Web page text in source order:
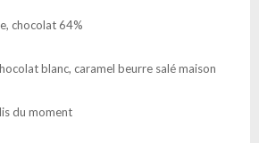
chocolat 64%
blanc, caramel beurre salé maison
du moment